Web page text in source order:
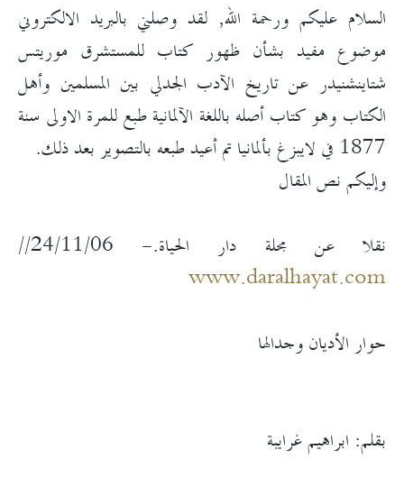
ع
السلام عليكم ورحمة الله, لقد وصلني بالبريد الالكتروني
موضوع مفيد بشأن ظهور كتاب للمستشرق موريتس
شتاينشنيدر عن تاريخ الآدب الجدلي بين المسلمين وأهل
الكتاب وهو كتاب أصله باللغة الآلمانية طبع للمرة الاولى سنة
1877 في لايبزغ بألمانيا تم أعيد طبعه بالتصوير بعد ذلك.
وإليكم نص المقال
نقلا عن مجلة دار الحياة.- 24/11/06//
www.daralhayat.com
حوار الأديان وجدالها
بقلم: ابراهيم غرايبة